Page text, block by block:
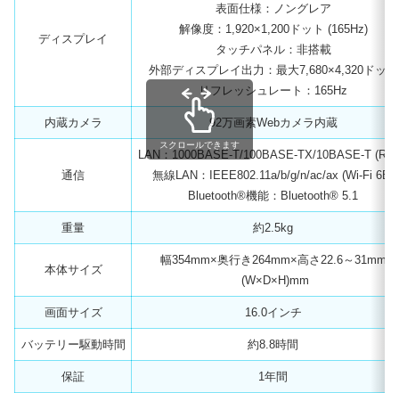
ディスプレイ
表面仕様：ノングレア
解像度：1,920×1,200ドット (165Hz)
タッチパネル：非搭載
外部ディスプレイ出力：最大7,680×4,320ドット
リフレッシュレート：165Hz
内蔵カメラ 92万画素Webカメラ内蔵
通信
LAN：1000BASE-T/100BASE-TX/10BASE-T
無線LAN：IEEE802.11a/b/g/n/ac/ax (Wi-Fi 6E)
Bluetooth®機能：Bluetooth® 5.1
重量 約2.5kg
本体サイズ
幅354mm×奥行き264mm×高さ22.6～31mm
(W×D×H)mm
画面サイズ 16.0インチ
バッテリー駆動時間 約8.8時間
保証 1年間
スクロールできます